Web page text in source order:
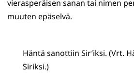
vierasperäisen sanan tai nimen
muuten epäselvä.
Häntä sanottiin Sir’iksi. (Vrt.
Siriksi.)